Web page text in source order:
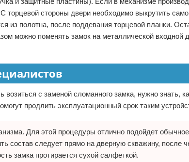
торцевой стороны двери необходимо выкрутить
из полотна, после поддевания торцевой планки.
можно поменять замок на металлической входной
возиться с заменой сломанного замка, нужно знать,
продлить эксплуатационный срок таким
Для этой процедуры отлично подойдет
состав следует прямо на дверную скважину,
замка протирается сухой салфеткой.